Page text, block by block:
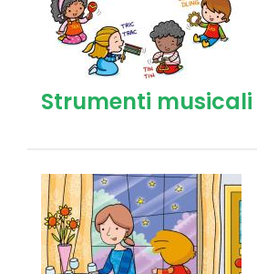
Strumenti musicali